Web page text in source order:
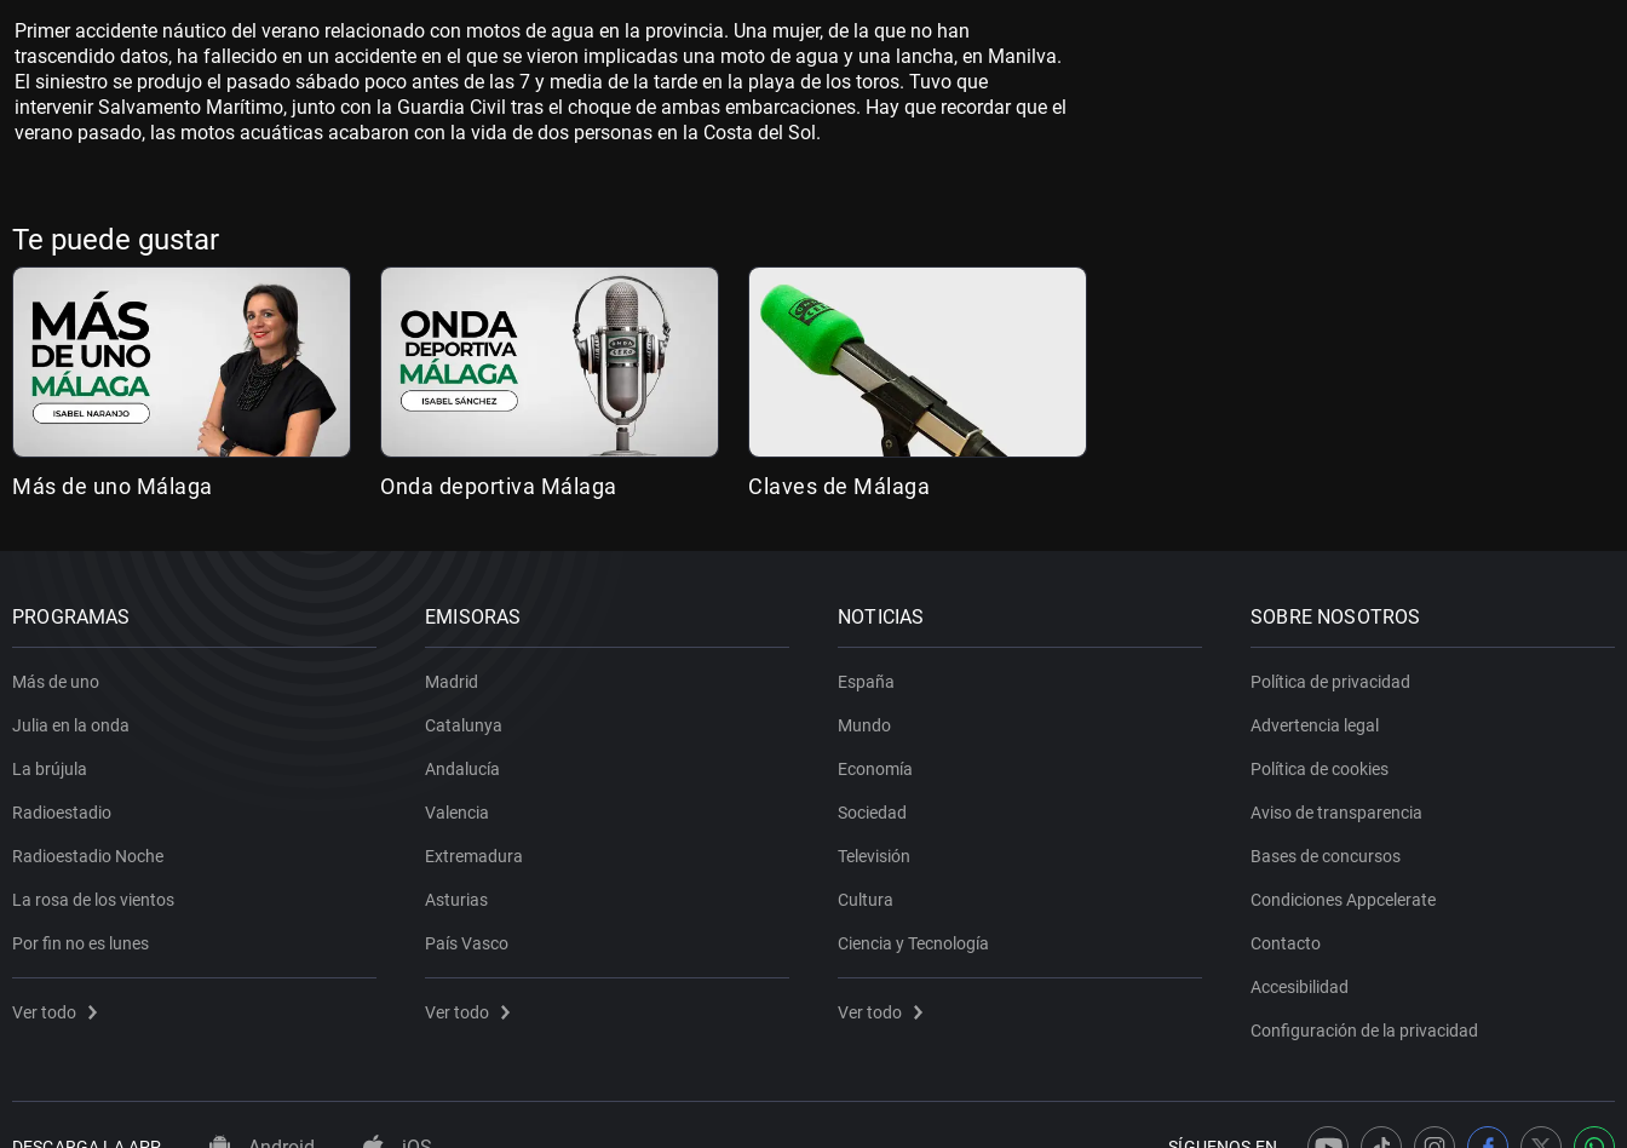
Primer accidente náutico del verano relacionado con motos de agua en la provincia. Una mujer, de la que no han
trascendido datos, ha fallecido en un accidente en el que se vieron implicadas una moto de agua y una lancha, en Manilva.
El siniestro se produjo el pasado sábado poco antes de las 7 y media de la tarde en la playa de los toros. Tuvo que
intervenir Salvamento Marítimo, junto con la Guardia Civil tras el choque de ambas embarcaciones. Hay que recordar que el
verano pasado, las motos acuáticas acabaron con la vida de dos personas en la Costa del Sol.
Te puede gustar
Más de uno Málaga Onda deportiva Málaga Claves de Málaga
PROGRAMAS
Más de uno
Julia en la onda
La brújula
Radioestadio
Radioestadio Noche
La rosa de los vientos
Por fin no es lunes
Ver todo
EMISORAS
Madrid
Catalunya
Andalucía
Valencia
Extremadura
Asturias
País Vasco
Ver todo
NOTICIAS
España
Mundo
Economía
Sociedad
Televisión
Cultura
Ciencia y Tecnología
Ver todo
SOBRE NOSOTROS
Política de privacidad
Advertencia legal
Política de cookies
Aviso de transparencia
Bases de concursos
Condiciones Appcelerate
Contacto
Accesibilidad
Configuración de la privacidad